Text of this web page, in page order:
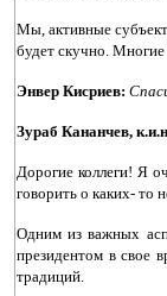
Мы, активные
будет скучно.
Энвер Кисриев:
Зураб Кананчев,
Дорогие коллеги! Я
говорить о каких- то
Одним из важных
президентом в свое
традиций.